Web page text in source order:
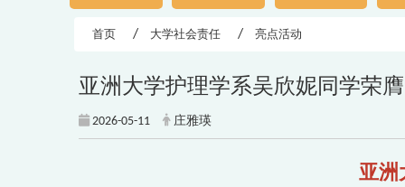
首页 大学社会责任 亮点活动
亚洲大学护理学系吴欣妮同学荣
2026-05-11 庄雅瑛
亚洲